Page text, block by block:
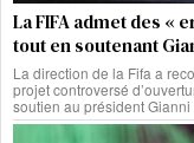
La FIFA admet des «
tout en soutenant
La direction de la Fifa a
projet controversé
soutien au président Gianni